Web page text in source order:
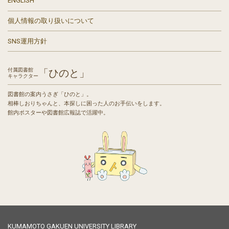
個人情報の取り扱いについて
SNS運用方針
付属図書館
キャラクター
「ひのと」
図書館の案内うさぎ「ひのと」。
相棒しおりちゃんと、本探しに困った人のお手伝いをします。
館内ポスターや図書館広報誌で活躍中。
KUMAMOTO GAKUEN UNIVERSITY LIBRARY